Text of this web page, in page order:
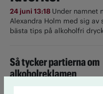
24 juni 13:18 Under namnet
Alexandra Holm med sig av
bästa tips på alkoholfri
Så tycker partierna om
alkoholreklamen
23 juni 14:20Lagstiftningen